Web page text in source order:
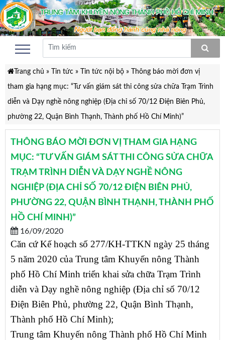
Trang chủ » Tin tức» Tin tức nội bộ»
Thông báo mời đơn vị
tham gia hạng mục: “Tư vấn giám sát thi công sửa chữa Trạm Trình
diễn và Dạy nghề nông nghiệp (Địa chỉ số 70/12 Điện Biên Phủ,
phường 22, Quận Bình Thạnh, Thành phố Hồ Chí Minh)”
THÔNG BÁO MỜI ĐƠN VỊ THAM GIA HẠNG
MỤC: “TƯ VẤN GIÁM SÁT THI CÔNG SỬA CHỮA
TRẠM TRÌNH DIỄN VÀ DẠY NGHỀ NÔNG
NGHIỆP (ĐỊA CHỈ SỐ 70/12 ĐIỆN BIÊN PHỦ,
PHƯỜNG 22, QUẬN BÌNH THẠNH, THÀNH PHỐ
HỒ CHÍ MINH)”
16/09/2020
Căn cứ Kế hoạch số 277/KH-TTKN ngày 25 tháng
5 năm 2020 của Trung tâm Khuyến nông Thành
phố Hồ Chí Minh triển khai sửa chữa Trạm Trình
diễn và Dạy nghề nông nghiệp (Địa chỉ số 70/12
Điện Biên Phủ, phường 22, Quận Bình Thạnh,
Thành phố Hồ Chí Minh);
Trung tâm Khuyến nông Thành phố Hồ Chí Minh